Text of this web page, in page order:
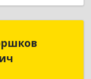
ИП Горшков
г,